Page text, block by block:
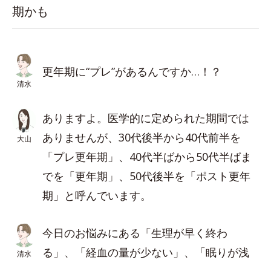
期かも
清水
更年期に“プレ”があるんですか…！？
大山
ありますよ。医学的に定められた期間では
ありませんが、30代後半から40代前半を
「プレ更年期」、40代半ばから50代半ばま
でを「更年期」、50代後半を「ポスト更年
期」と呼んでいます。
清水
今日のお悩みにある「生理が早く終わ
る」、「経血の量が少ない」、「眠りが浅